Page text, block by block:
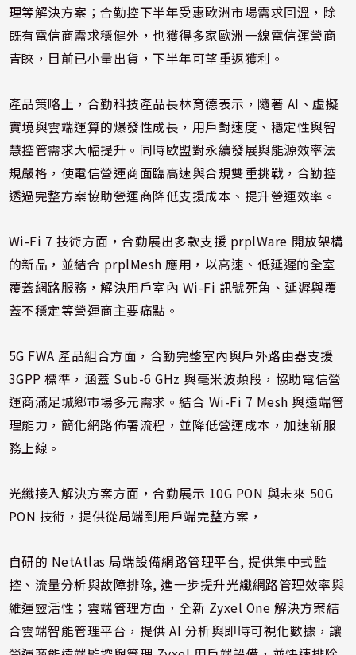
理等解決方案；合勤控下半年受惠歐洲市場需求回溫，除
既有電信商需求穩健外，也獲得多家歐洲一線電信運營商
青睞，目前已小量出貨，下半年可望重返獲利。
產品策略上，合勤科技產品長林育德表示，隨著 AI、虛擬
實境與雲端運算的爆發性成長，用戶對速度、穩定性與智
慧控管需求大幅提升。同時歐盟對永續發展與能源效率法
規嚴格，使電信營運商面臨高速與合規雙重挑戰，合勤控
透過完整方案協助營運商降低支援成本、提升營運效率。
Wi-Fi 7 技術方面，合勤展出多款支援 prplWare 開放架構
的新品，並結合 prplMesh 應用，以高速、低延遲的全室
覆蓋網路服務，解決用戶室內 Wi-Fi 訊號死角、延遲與覆
蓋不穩定等營運商主要痛點。
5G FWA 產品組合方面，合勤完整室內與戶外路由器支援
3GPP 標準，涵蓋 Sub-6 GHz 與毫米波頻段，協助電信營
運商滿足城鄉市場多元需求。結合 Wi-Fi 7 Mesh 與遠端管
理能力，簡化網路佈署流程，並降低營運成本，加速新服
務上線。
光纖接入解決方案方面，合勤展示 10G PON 與未來 50G
PON 技術，提供從局端到用戶端完整方案，
自研的 NetAtlas 局端設備網路管理平台, 提供集中式監
控、流量分析與故障排除, 進一步提升光纖網路管理效率與
維運靈活性；雲端管理方面，全新 Zyxel One 解決方案結
合雲端智能管理平台，提供 AI 分析與即時可視化數據，讓